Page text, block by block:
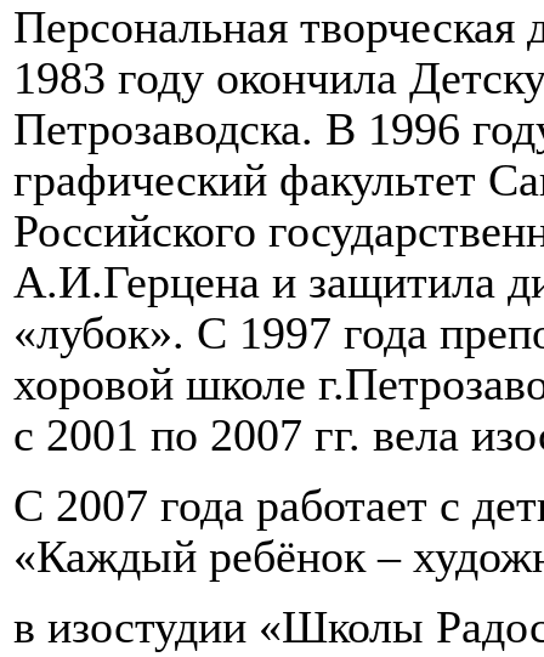
Персональная
1983 году окончила
Петрозаводска. В 1996
графический факультет
Российского
А.И.Герцена и защитила
«лубок». С 1997 года
хоровой школе
с 2001 по 2007 гг. вела
С 2007 года работает с
«Каждый ребёнок –
в изостудии «Школы